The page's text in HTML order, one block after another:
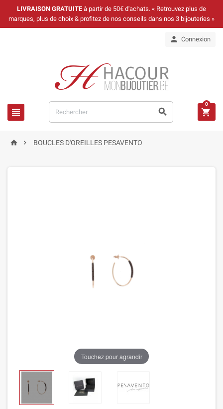
LIVRAISON GRATUITE à partir de 50€ d'achats. « Retrouvez plus de
marques, plus de choix & profitez de nos conseils dans nos 3 bijouteries »
 Connexion
  
0
  BOUCLES D'OREILLES PESAVENTO
Touchez pour agrandir